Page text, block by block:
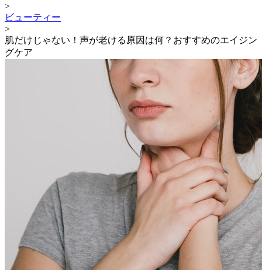
>
ビューティー
>
肌だけじゃない！声が老ける原因は何？おすすめのエイジン
グケア